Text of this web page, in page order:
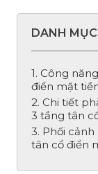
DANH
1. Công
điển mặt
2. Chi tiết
3 tầng tân
3. Phối
tân cổ điển